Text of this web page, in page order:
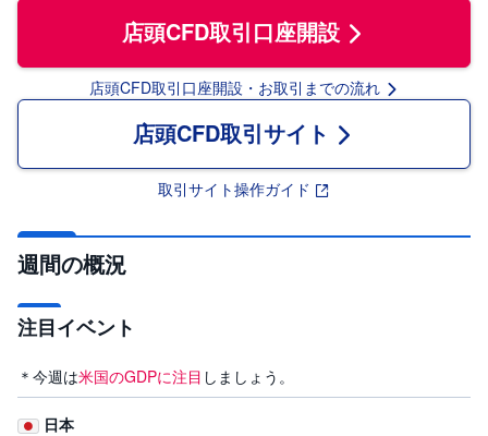
店頭CFD取引口座開設
店頭CFD取引口座開設・お取引までの流れ
店頭CFD取引サイト
取引サイト操作ガイド
週間の概況
注目イベント
＊今週は米国のGDPに注目 しましょう。
日本